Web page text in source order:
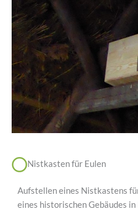
Nistkasten für Eulen
Aufstellen eines Nistkastens
eines historischen Gebäudes